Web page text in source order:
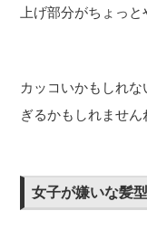
上げ部分がちょっ
カッコいかもしれ
ぎるかもしれません
女子が嫌いな